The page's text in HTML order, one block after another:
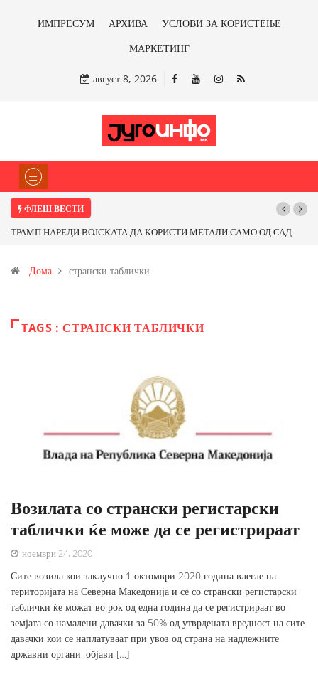
ИМПРЕСУМ АРХИВА
УСЛОВИ ЗА КОРИСТЕЊЕ
МАРКЕТИНГ
август 8, 2026
ФЛЕШ ВЕСТИ
ТРАМП НАРЕДИ ВОЈСКАТА ДА КОРИСТИ МЕТАЛИ САМО ОД САД
Иловица и со антимонот?
Дома странски таблички
TAGS : СТРАНСКИ ТАБЛИЧКИ
Возилата со странски регистарски
таблички ќе може да се регистрираат
ноември 24, 2020
Сите возила кои заклучно 1 октомври 2020 година влегле на
територијата на Северна Македонија и се со странски регистарски
таблички ќе можат во рок од една година да се регистрираат во
земјата со намалени давачки за 50% од утврдената вредност на сите
давачки кои се наплатуваат при увоз од страна на надлежните
државни органи, објави […]